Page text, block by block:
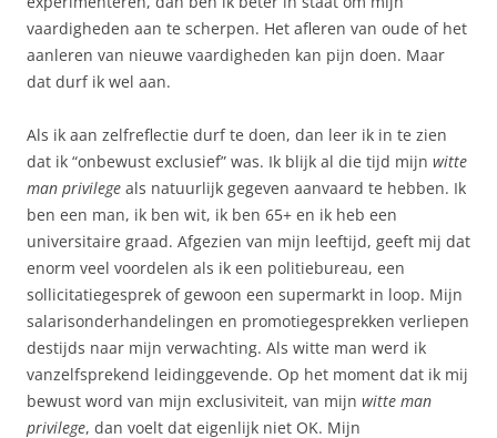
vaardigheden aan te scherpen. Het afleren van oude of het
aanleren van nieuwe vaardigheden kan pijn doen. Maar
dat durf ik wel aan.
Als ik aan zelfreflectie durf te doen, dan leer ik in te zien
dat ik “onbewust exclusief” was. Ik blijk al die tijd mijn witte
man privilege als natuurlijk gegeven aanvaard te hebben. Ik
ben een man, ik ben wit, ik ben 65+ en ik heb een
universitaire graad. Afgezien van mijn leeftijd, geeft mij dat
enorm veel voordelen als ik een politiebureau, een
sollicitatiegesprek of gewoon een supermarkt in loop. Mijn
salarisonderhandelingen en promotiegesprekken verliepen
destijds naar mijn verwachting. Als witte man werd ik
vanzelfsprekend leidinggevende. Op het moment dat ik mij
bewust word van mijn exclusiviteit, van mijn witte man
privilege, dan voelt dat eigenlijk niet OK. Mijn